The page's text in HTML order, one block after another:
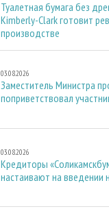
Туалетная бумага без
Kimberly-Clark готовит
производстве
03.08.2026
Заместитель Министра
поприветствовал
03.08.2026
Кредиторы
настаивают на введении